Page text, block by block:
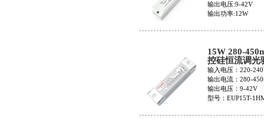
输出电压:9-42V
输出功率:12W
15W 280-
控硅恒流调光
EUP15T-
输入电压：220-
输出电流：280-
输出电压：9-42V
型号：EUP15T-